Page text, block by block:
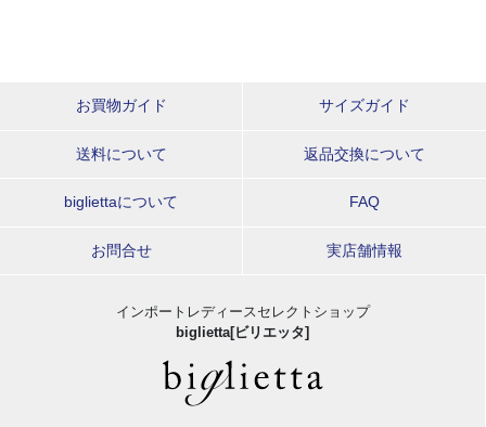
お買物ガイド サイズガイド
送料について 返品交換について
bigliettaについて FAQ
お問合せ 実店舗情報
インポートレディースセレクトショップ
biglietta[ビリエッタ]